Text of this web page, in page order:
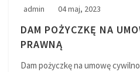
admin 04 maj, 2023
DAM POŻYCZKĘ NA
PRAWNĄ
Dam pożyczkę na umowę